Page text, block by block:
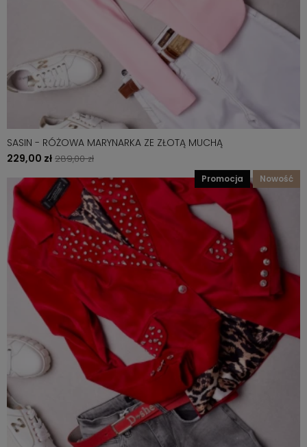
SASIN - RÓŻOWA MARYNARKA ZE ZŁOTĄ MUCHĄ
229,00 zł 289,00 zł
promocja nowość